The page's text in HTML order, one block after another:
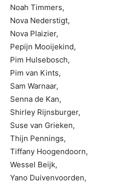
Noah Timmers,
Nova Nederstigt,
Nova Plaizier,
Pepijn Mooijekind,
Pim Hulsebosch,
Pim van Kints,
Sam Warnaar,
Senna de Kan,
Shirley Rijnsburger,
Suse van Grieken,
Thijn Pennings,
Tiffany Hoogendoorn,
Wessel Beijk,
Yano Duivenvoorden,